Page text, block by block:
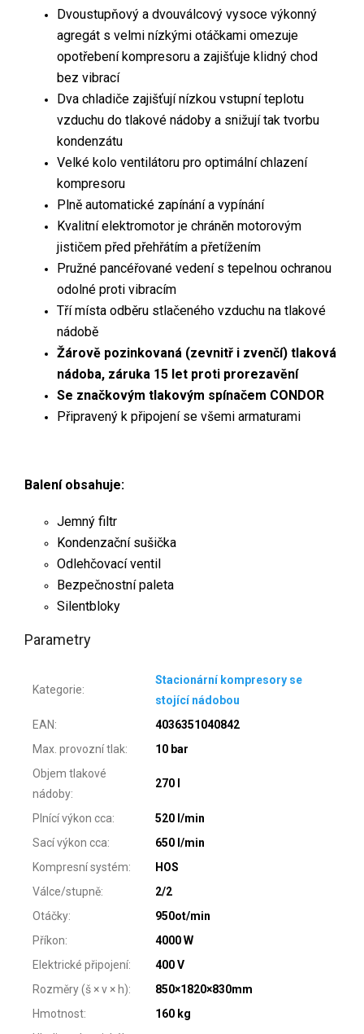
Dvoustupňový a dvouválcový vysoce výkonný
agregát s velmi nízkými otáčkami omezuje
opotřebení kompresoru a zajišťuje klidný chod
bez vibrací
Dva chladiče zajišťují nízkou vstupní teplotu
vzduchu do tlakové nádoby a snižují tak tvorbu
kondenzátu
Velké kolo ventilátoru pro optimální chlazení
kompresoru
Plně automatické zapínání a vypínání
Kvalitní elektromotor je chráněn motorovým
jističem před přehřátím a přetížením
Pružné pancéřované vedení s tepelnou ochranou
odolné proti vibracím
Tří místa odběru stlačeného vzduchu na tlakové
nádobě
Žárově pozinkovaná (zevnitř i zvenčí) tlaková
nádoba, záruka 15 let proti prorezavění
Se značkovým tlakovým spínačem CONDOR
Připravený k připojení se všemi armaturami
Balení obsahuje:
Jemný filtr
Kondenzační sušička
Odlehčovací ventil
Bezpečnostní paleta
Silentbloky
Parametry
Kategorie:
Stacionární kompresory se
stojící nádobou
EAN:
4036351040842
Max. provozní tlak:
10 bar
Objem tlakové
nádoby:
270 l
Plnící výkon cca:
520 l/min
Sací výkon cca:
650 l/min
Kompresní systém:
HOS
Válce/stupně:
2/2
Otáčky:
950ot/min
Příkon:
4000 W
Elektrické připojení:
400 V
Rozměry (š × v × h):
850×1820×830mm
Hmotnost:
160 kg